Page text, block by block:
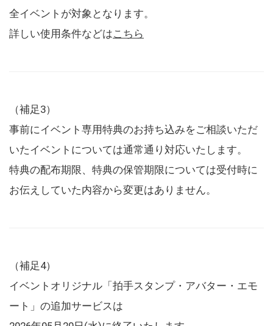
全イベントが対象となります。
詳しい使用条件などはこちら
（補足3）
事前にイベント専用特典のお持ち込みをご相談いただ
いたイベントについては通常通り対応いたします。
特典の配布期限、特典の保管期限については受付時に
お伝えしていた内容から変更はありません。
（補足4）
イベントオリジナル「拍手スタンプ・アバター・エモ
ート」の追加サービスは